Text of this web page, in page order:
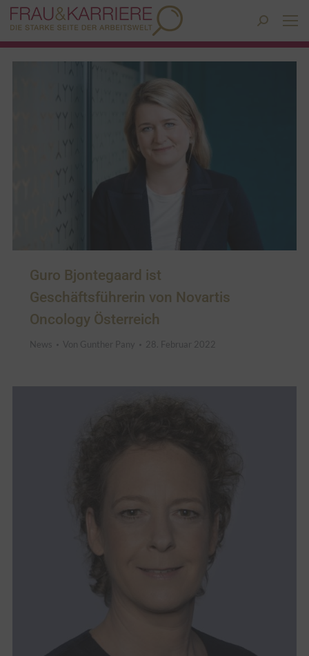
Search:
Guro Bjontegaard ist
Geschäftsführerin von Novartis
Oncology Österreich
News Von Gunther Pany 28. Februar 2022